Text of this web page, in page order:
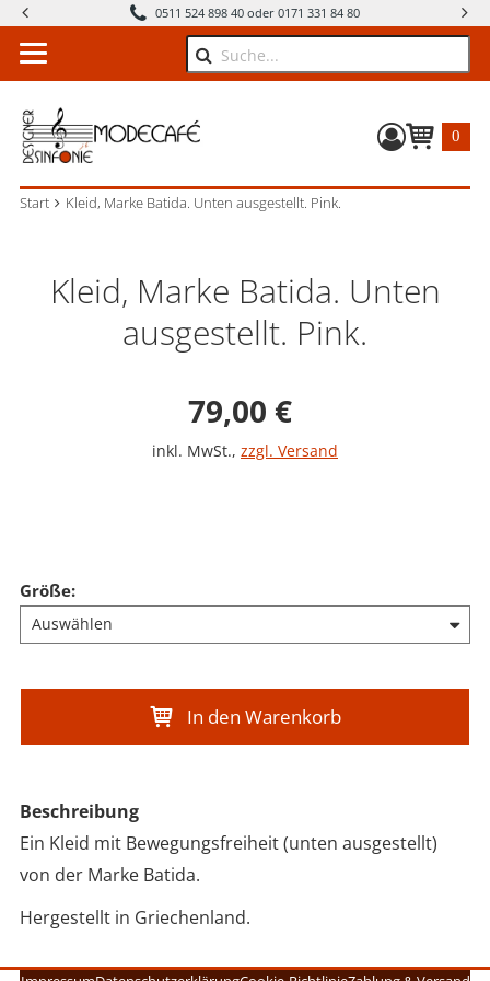
0511 524 898 40 oder 0171 331 84 80
Suche
0
Start Kleid, Marke Batida. Unten ausgestellt. Pink.
Kleid, Marke Batida. Unten
ausgestellt. Pink.
Verkaufspreis:
79,00 €
inkl. MwSt., zzgl. Versand
Größe:
In den Warenkorb
Beschreibung
Ein Kleid mit Bewegungsfreiheit (unten ausgestellt)
von der Marke Batida.
Hergestellt in Griechenland.